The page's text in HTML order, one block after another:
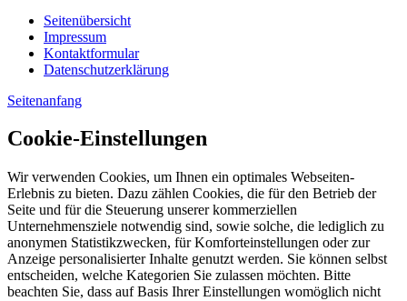
Seitenübersicht
Impressum
Kontaktformular
Datenschutzerklärung
Seitenanfang
Cookie-Einstellungen
Wir verwenden Cookies, um Ihnen ein optimales Webseiten-
Erlebnis zu bieten. Dazu zählen Cookies, die für den Betrieb der
Seite und für die Steuerung unserer kommerziellen
Unternehmensziele notwendig sind, sowie solche, die lediglich zu
anonymen Statistikzwecken, für Komforteinstellungen oder zur
Anzeige personalisierter Inhalte genutzt werden. Sie können selbst
entscheiden, welche Kategorien Sie zulassen möchten. Bitte
beachten Sie, dass auf Basis Ihrer Einstellungen womöglich nicht